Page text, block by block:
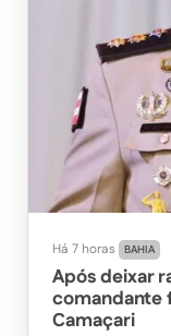
Há 7 horas BAHIA
Após deixar
comandante
Camaçari